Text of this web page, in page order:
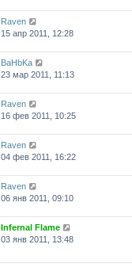
Raven
15 апр 2011, 12:28
BaHbKa
23 мар 2011, 11:13
Raven
16 фев 2011, 10:25
Raven
04 фев 2011, 16:22
Raven
06 янв 2011, 09:10
Infernal Flame
03 янв 2011, 13:48